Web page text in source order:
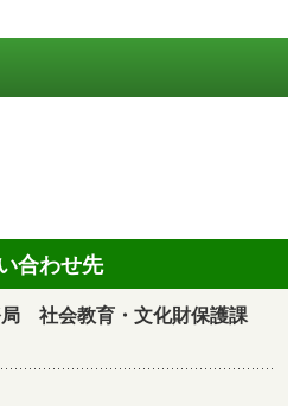
合わせ先
社会教育・文化財保護課